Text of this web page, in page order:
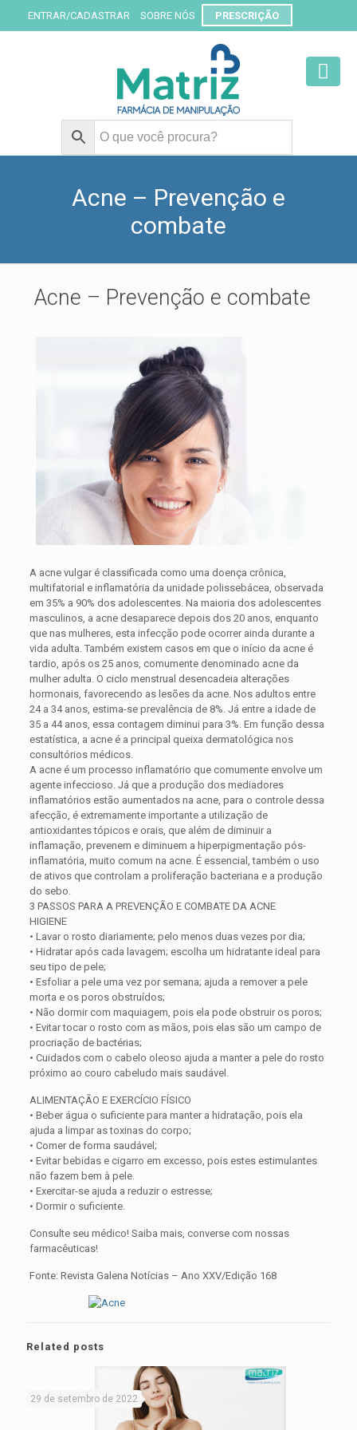
ENTRAR/CADASTRAR SOBRE NÓS PRESCRIÇÃO
Acne – Prevenção e
combate
Acne – Prevenção e combate
A acne vulgar é classificada como uma doença crônica,
multifatorial e inflamatória da unidade polissebácea, observada
em 35% a 90% dos adolescentes. Na maioria dos adolescentes
masculinos, a acne desaparece depois dos 20 anos, enquanto
que nas mulheres, esta infecção pode ocorrer ainda durante a
vida adulta. Também existem casos em que o início da acne é
tardio, após os 25 anos, comumente denominado acne da
mulher adulta. O ciclo menstrual desencadeia alterações
hormonais, favorecendo as lesões da acne. Nos adultos entre
24 a 34 anos, estima-se prevalência de 8%. Já entre a idade de
35 a 44 anos, essa contagem diminui para 3%. Em função dessa
estatística, a acne é a principal queixa dermatológica nos
consultórios médicos.
A acne é um processo inflamatório que comumente envolve um
agente infeccioso. Já que a produção dos mediadores
inflamatórios estão aumentados na acne, para o controle dessa
afecção, é extremamente importante a utilização de
antioxidantes tópicos e orais, que além de diminuir a
inflamação, prevenem e diminuem a hiperpigmentação pós-
inflamatória, muito comum na acne. É essencial, também o uso
de ativos que controlam a proliferação bacteriana e a produção
do sebo.
3 PASSOS PARA A PREVENÇÃO E COMBATE DA ACNE
HIGIENE
• Lavar o rosto diariamente; pelo menos duas vezes por dia;
• Hidratar após cada lavagem; escolha um hidratante ideal para
seu tipo de pele;
• Esfoliar a pele uma vez por semana; ajuda a remover a pele
morta e os poros obstruídos;
• Não dormir com maquiagem, pois ela pode obstruir os poros;
• Evitar tocar o rosto com as mãos, pois elas são um campo de
procriação de bactérias;
• Cuidados com o cabelo oleoso ajuda a manter a pele do rosto
próximo ao couro cabeludo mais saudável.
ALIMENTAÇÃO E EXERCÍCIO FÍSICO
• Beber água o suficiente para manter a hidratação, pois ela
ajuda a limpar as toxinas do corpo;
• Comer de forma saudável;
• Evitar bebidas e cigarro em excesso, pois estes estimulantes
não fazem bem à pele.
• Exercitar-se ajuda a reduzir o estresse;
• Dormir o suficiente.
Consulte seu médico! Saiba mais, converse com nossas
farmacêuticas!
Fonte: Revista Galena Notícias – Ano XXV/Edição 168
Related posts
29 de setembro de 2022